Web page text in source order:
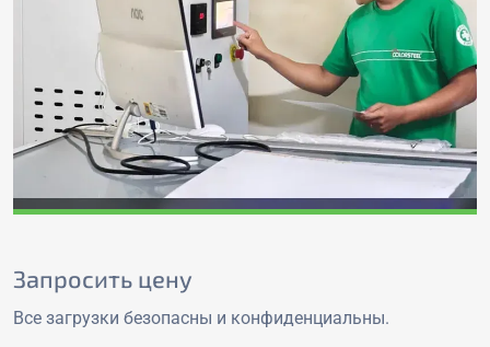
Запросить цену
Все загрузки безопасны и конфиденциальны.